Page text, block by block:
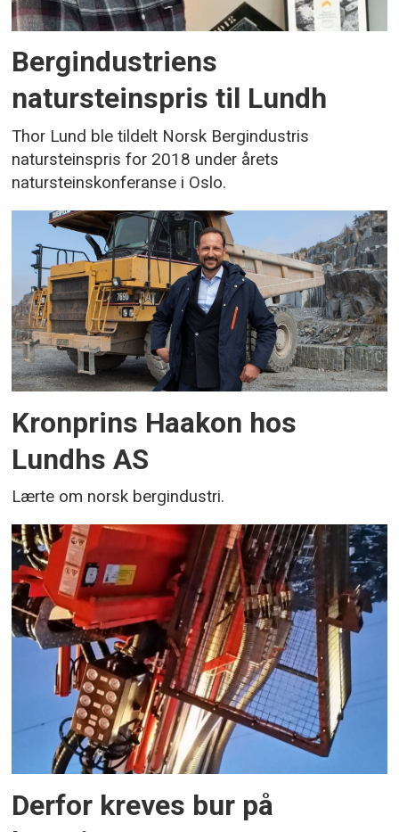
Bergindustriens
natursteinspris til Lundh
Thor Lund ble tildelt Norsk Bergindustris
natursteinspris for 2018 under årets
natursteinskonferanse i Oslo.
Kronprins Haakon hos
Lundhs AS
Lærte om norsk bergindustri.
Derfor kreves bur på